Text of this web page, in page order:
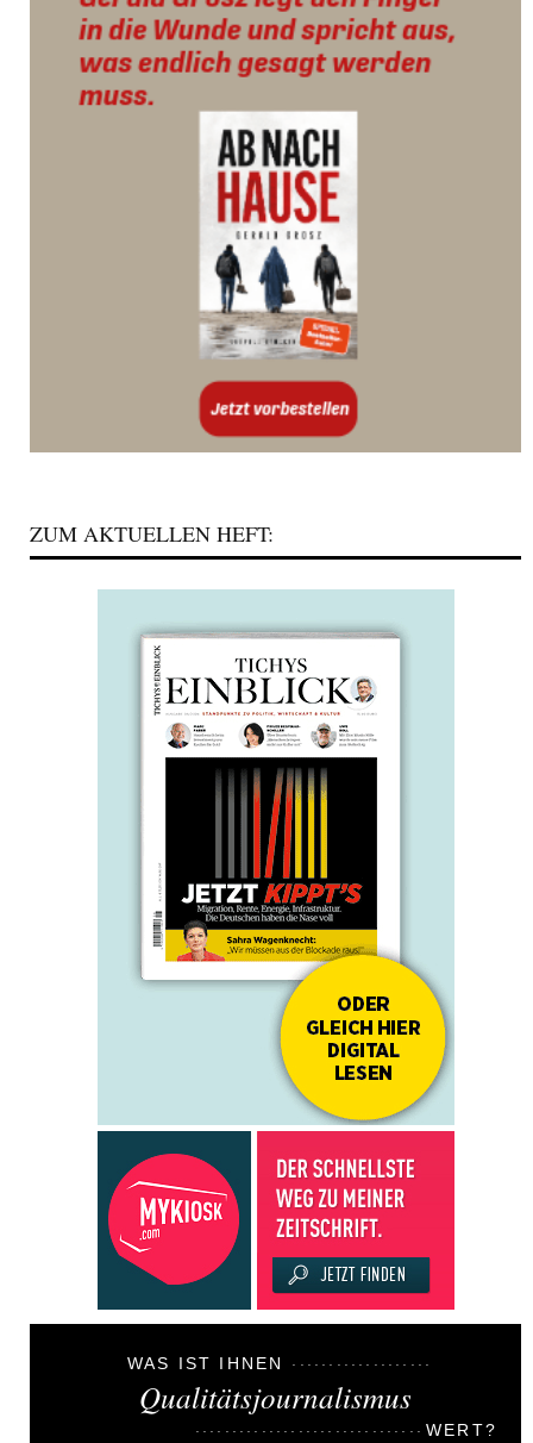
ZUM AKTUELLEN HEFT:
WAS IST IHNEN
Qualitätsjournalismus
WERT?